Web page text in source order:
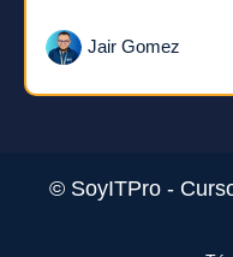
Jair Gomez
© SoyITPro -